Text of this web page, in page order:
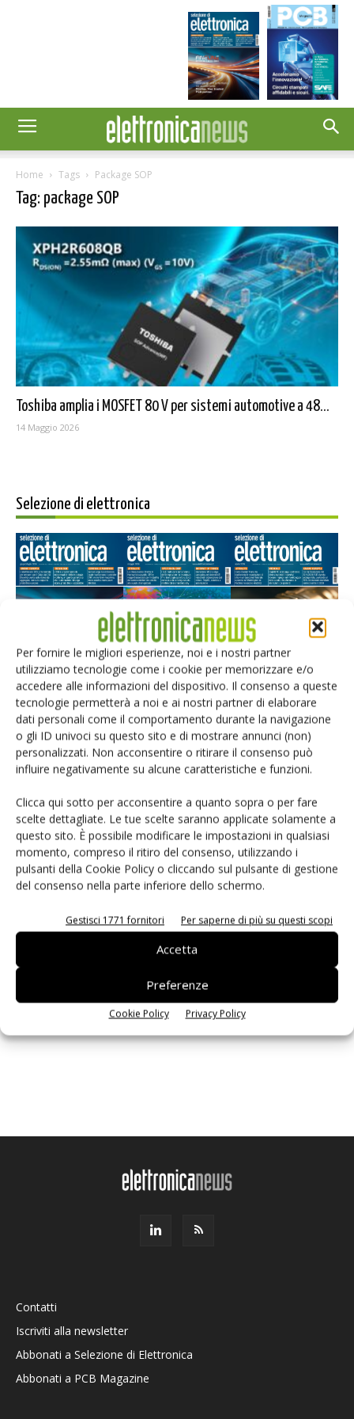
Per fornire le migliori esperienze, noi e i nostri partner
utilizziamo tecnologie come i cookie per memorizzare e/o
accedere alle informazioni del dispositivo. Il consenso a queste
tecnologie permetterà a noi e ai nostri partner di elaborare
dati personali come il comportamento durante la navigazione
o gli ID univoci su questo sito e di mostrare annunci (non)
personalizzati. Non acconsentire o ritirare il consenso può
influire negativamente su alcune caratteristiche e funzioni.
Clicca qui sotto per acconsentire a quanto sopra o per fare
scelte dettagliate. Le tue scelte saranno applicate solamente a
questo sito. È possibile modificare le impostazioni in qualsiasi
momento, compreso il ritiro del consenso, utilizzando i
pulsanti della Cookie Policy o cliccando sul pulsante di gestione
del consenso nella parte inferiore dello schermo.
Gestisci 1771 fornitori Per saperne di più su questi scopi
Accetta
Preferenze
Cookie Policy Privacy Policy
Home Tags Package SOP
Tag: package SOP
Toshiba amplia i MOSFET 80 V per sistemi automotive a 48...
14 Maggio 2026
Selezione di elettronica
Edicola web
PCB Magazine
Edicola web
ISCRIVITI ALLA NEWSLETTER
Contatti
Iscriviti alla newsletter
Abbonati a Selezione di Elettronica
Abbonati a PCB Magazine